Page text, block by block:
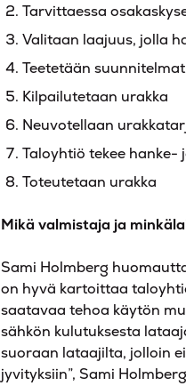
Tarvittaessa
Valitaan laajuus, jolla
Teetetään
Kilpailutetaan urakka
Neuvotellaan
Taloyhtiö tekee hanke-
Toteutetaan urakka
Mikä valmistaja ja
Sami Holmberg
on hyvä kartoittaa
saatavaa tehoa käytön
sähkön kulutuksesta
suoraan lataajilta, jolloin
jyvityksiin”, Sami